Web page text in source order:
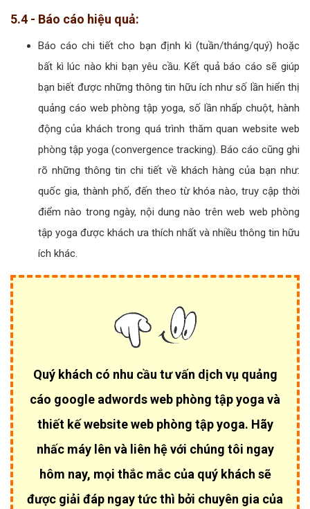
5.4 - Báo cáo hiệu quả:
Báo cáo chi tiết cho bạn định kì (tuần/tháng/quý) hoặc
bất kì lúc nào khi bạn yêu cầu. Kết quả báo cáo sẽ giúp
bạn biết được những thông tin hữu ích như số lần hiển thị
quảng cáo web phòng tập yoga, số lần nhấp chuột, hành
động của khách trong quá trình thăm quan website web
phòng tập yoga (convergence tracking). Báo cáo cũng ghi
rõ những thông tin chi tiết về khách hàng của bạn như:
quốc gia, thành phố, đến theo từ khóa nào, truy cập thời
điểm nào trong ngày, nội dung nào trên web web phòng
tập yoga được khách ưa thích nhất và nhiều thông tin hữu
ích khác.
Quý khách có nhu cầu tư vấn dịch vụ quảng
cáo google adwords web phòng tập yoga và
thiết kế website web phòng tập yoga. Hãy
nhấc máy lên và liên hệ với chúng tôi ngay
hôm nay, mọi thắc mắc của quý khách sẽ
được giải đáp ngay tức thì bởi chuyên gia của